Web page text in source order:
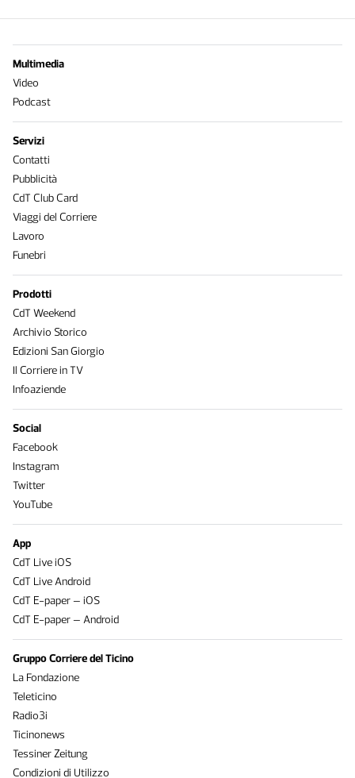
Multimedia
Video
Podcast
Servizi
Contatti
Pubblicità
CdT Club Card
Viaggi del Corriere
Lavoro
Funebri
Prodotti
CdT Weekend
Archivio Storico
Edizioni San Giorgio
Il Corriere in TV
Infoaziende
Social
Facebook
Instagram
Twitter
YouTube
App
CdT Live iOS
CdT Live Android
CdT E-paper – iOS
CdT E-paper – Android
Gruppo Corriere del Ticino
La Fondazione
Teleticino
Radio3i
Ticinonews
Tessiner Zeitung
Condizioni di Utilizzo